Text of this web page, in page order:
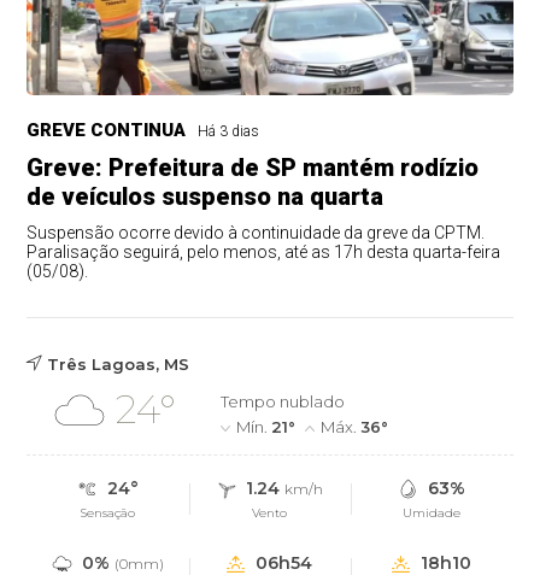
GREVE CONTINUA Há 3 dias
Greve: Prefeitura de SP mantém rodízio
de veículos suspenso na quarta
Suspensão ocorre devido à continuidade da greve da CPTM.
Paralisação seguirá, pelo menos, até as 17h desta quarta-feira
(05/08).
Três Lagoas, MS
24°
Tempo nublado
Mín. 21° Máx.36°
24°
Sensação
1.24 km/h
Vento
63%
Umidade
0% (0mm) 06h54 18h10